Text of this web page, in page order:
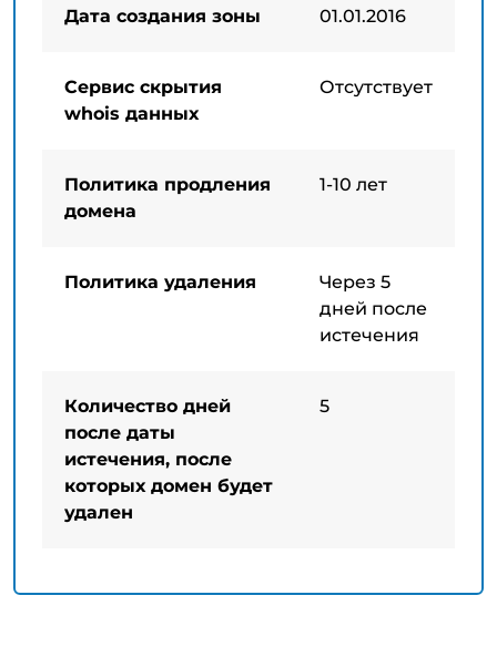
Дата создания зоны 01.01.2016
Сервис скрытия
whois данных
Отсутствует
Политика продления
домена
1-10 лет
Политика удаления
Через 5
дней после
истечения
Количество дней
после даты
истечения, после
которых домен будет
удален
5